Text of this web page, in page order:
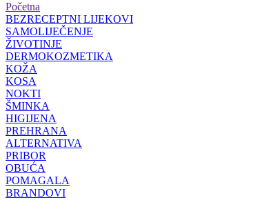
Početna
BEZRECEPTNI LIJEKOVI
SAMOLIJEČENJE
ŽIVOTINJE
DERMOKOZMETIKA
KOŽA
KOSA
NOKTI
ŠMINKA
HIGIJENA
PREHRANA
ALTERNATIVA
PRIBOR
OBUĆA
POMAGALA
BRANDOVI